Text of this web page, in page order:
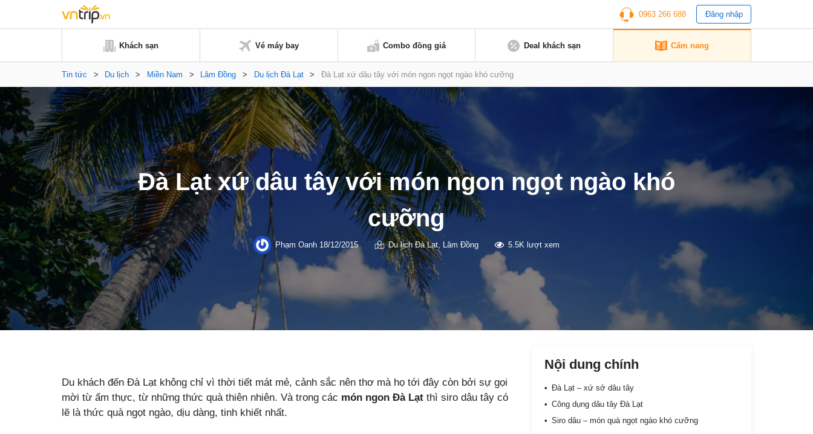
0963 266 688 Đăng nhập
Khách sạn Vé máy bay Combo đồng giá Deal khách sạn Cẩm nang
Tin tức > Du lịch > Miền Nam > Lâm Đồng > Du lịch Đà Lạt > Đà Lạt xứ dâu tây với món ngon ngọt ngào khó cưỡng
Đà Lạt xứ dâu tây với món ngon ngọt ngào khó
cưỡng
Phạm Oanh 18/12/2015 Du lịch Đà Lạt, Lâm Đồng 5.5K lượt xem
Du khách đến Đà Lạt không chỉ vì thời tiết mát mẻ, cảnh sắc nên thơ mà họ tới đây còn bởi sự gọi
mời từ ẩm thực, từ những thức quà thiên nhiên. Và trong các món ngon Đà Lạt thì siro dâu tây có
lẽ là thức quà ngọt ngào, dịu dàng, tinh khiết nhất.
Nội dung chính
Đà Lạt – xứ sở dâu tây
Công dụng dâu tây Đà Lạt
Siro dâu – món quà ngọt ngào khó cưỡng